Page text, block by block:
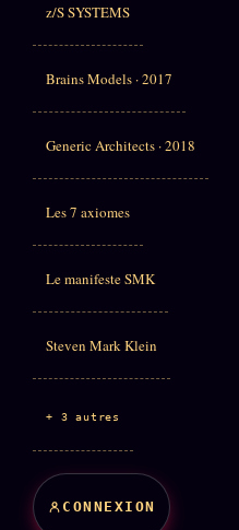
z/S SYSTEMS
Brains Models · 2017
Generic Architects · 2018
Les 7 axiomes
Le manifeste SMK
Steven Mark Klein
+ 3 autres
CONNEXION